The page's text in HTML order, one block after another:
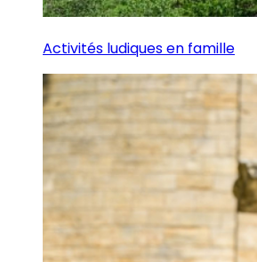
Activités ludiques en famille